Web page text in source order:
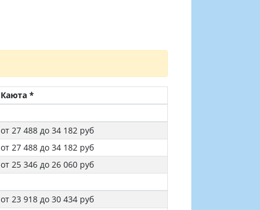
Каюта *
от 27 488 до 34 182 руб
от 27 488 до 34 182 руб
от 25 346 до 26 060 руб
от 23 918 до 30 434 руб